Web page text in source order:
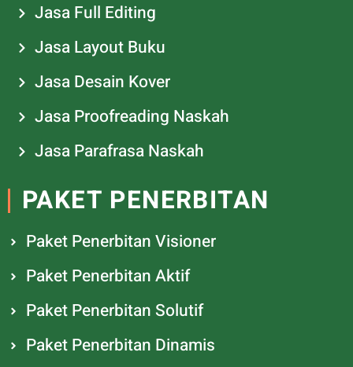
Jasa Full Editing
Jasa Layout Buku
Jasa Desain Kover
Jasa Proofreading Naskah
Jasa Parafrasa Naskah
PAKET PENERBITAN
Paket Penerbitan Visioner
Paket Penerbitan Aktif
Paket Penerbitan Solutif
Paket Penerbitan Dinamis